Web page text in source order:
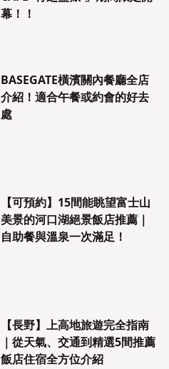
幕！！
BASEGATE橫濱關內餐廳全店
介紹！適合午餐或約會的好去
處
【可預約】15間能眺望富士山
美景的河口湖絕景飯店推薦｜
自助餐與溫泉一次滿足！
【長野】上高地旅遊完全指南
｜從天氣、交通到精選5間推薦
飯店住宿全方位介紹